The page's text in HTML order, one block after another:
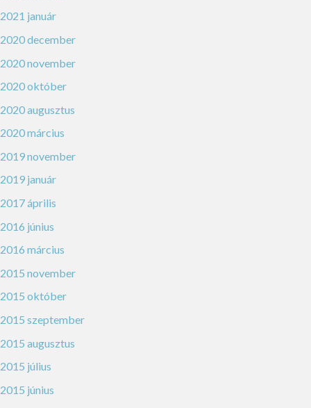
2021 január
2020 december
2020 november
2020 október
2020 augusztus
2020 március
2019 november
2019 január
2017 április
2016 június
2016 március
2015 november
2015 október
2015 szeptember
2015 augusztus
2015 július
2015 június